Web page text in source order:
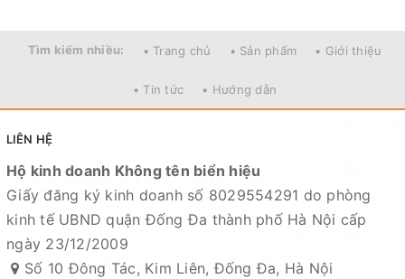
Tìm kiếm nhiều: • Trang chủ • Sản phẩm • Giới thiệu
• Tin tức • Hướng dẫn
LIÊN HỆ
Hộ kinh doanh Không tên biển hiệu
Giấy đăng ký kinh doanh số 8029554291 do phòng
kinh tế UBND quận Đống Đa thành phố Hà Nội cấp
ngày 23/12/2009
Số 10 Đông Tác, Kim Liên, Đống Đa, Hà Nội